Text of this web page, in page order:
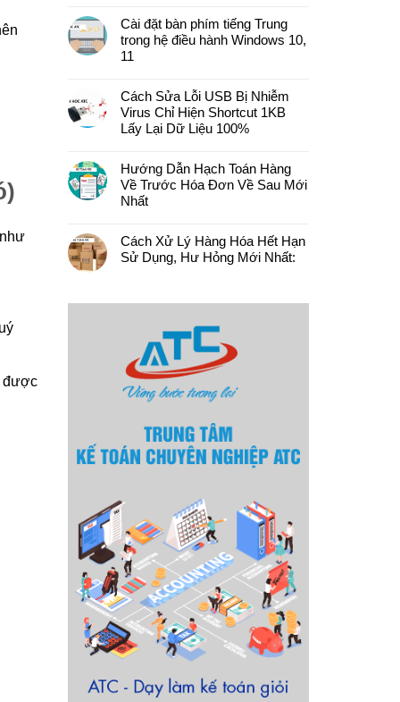
được
Cài đặt bàn phím tiếng Trung
trong hệ điều hành Windows 10,
11
Cách Sửa Lỗi USB Bị Nhiễm
Virus Chỉ Hiện Shortcut 1KB
Lấy Lại Dữ Liệu 100%
Hướng Dẫn Hạch Toán Hàng
Về Trước Hóa Đơn Về Sau Mới
Nhất
Cách Xử Lý Hàng Hóa Hết Hạn
Sử Dụng, Hư Hỏng Mới Nhất: